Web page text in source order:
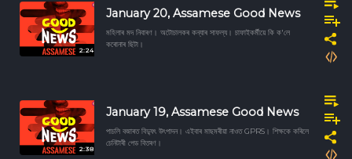
2:24
January 20, Assamese Good News
মহিলাৰ মদ নিবাৰণ। অটোচালকৰ কন্যাৰ সাফল্য। চাফাইকৰ্মীয়ে কি ক'লে
কৰোনাৰ ছিটা।
2:38
January 19, Assamese Good News
পাচলি বজাৰত বিদ্যুৎ উৎপাদন। এইবাৰ মাছমৰীয়া নাওত GPRS। শিক্ষকে কৰিলে
চেনিটাৰী পেড বিতৰণ।